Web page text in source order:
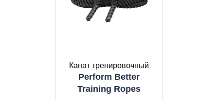
Канат тренировочный
Perform Better
Training Ropes